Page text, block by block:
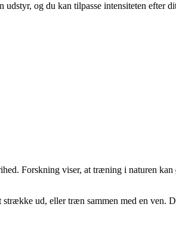
og du kan tilpasse intensiteten efter
Forskning viser, at træning i naturen
ud, eller træn sammen med en ven.